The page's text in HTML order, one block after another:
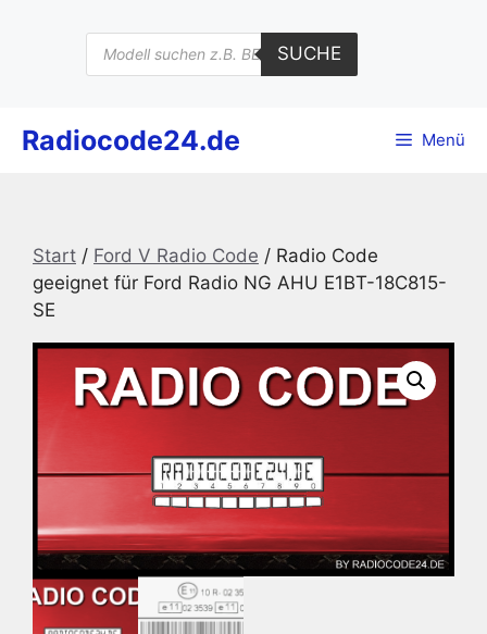
Products
search
SUCHE
Radiocode24.de Menü
Start / Ford V Radio Code / Radio Code
geeignet für Ford Radio NG AHU E1BT-18C815-
SE